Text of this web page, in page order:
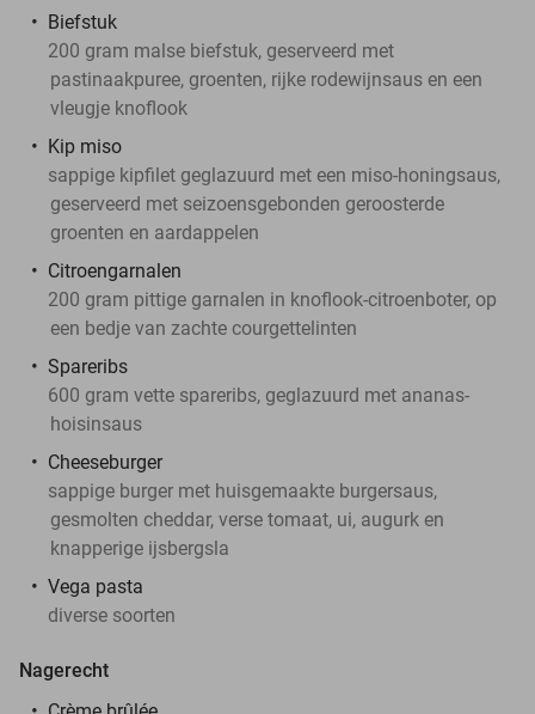
Biefstuk
200 gram malse biefstuk, geserveerd met
pastinaakpuree, groenten, rijke rodewijnsaus en een
vleugje knoflook
Kip miso
sappige kipfilet geglazuurd met een miso-honingsaus,
geserveerd met seizoensgebonden geroosterde
groenten en aardappelen
Citroengarnalen
200 gram pittige garnalen in knoflook-citroenboter, op
een bedje van zachte courgettelinten
Spareribs
600 gram vette spareribs, geglazuurd met ananas-
hoisinsaus
Cheeseburger
sappige burger met huisgemaakte burgersaus,
gesmolten cheddar, verse tomaat, ui, augurk en
knapperige ijsbergsla
Vega pasta
diverse soorten
Nagerecht